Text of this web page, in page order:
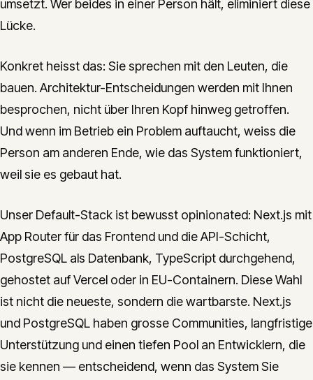
umsetzt. Wer beides in einer Person hält, eliminiert diese
Lücke.
Konkret heisst das: Sie sprechen mit den Leuten, die
bauen. Architektur-Entscheidungen werden mit Ihnen
besprochen, nicht über Ihren Kopf hinweg getroffen.
Und wenn im Betrieb ein Problem auftaucht, weiss die
Person am anderen Ende, wie das System funktioniert,
weil sie es gebaut hat.
Unser Default-Stack ist bewusst opinionated: Next.js mit
App Router für das Frontend und die API-Schicht,
PostgreSQL als Datenbank, TypeScript durchgehend,
gehostet auf Vercel oder in EU-Containern. Diese Wahl
ist nicht die neueste, sondern die wartbarste. Next.js
und PostgreSQL haben grosse Communities, langfristige
Unterstützung und einen tiefen Pool an Entwicklern, die
sie kennen — entscheidend, wenn das System Sie